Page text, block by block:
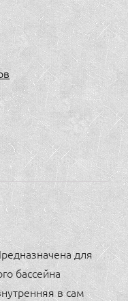
для
бассейна
в сам